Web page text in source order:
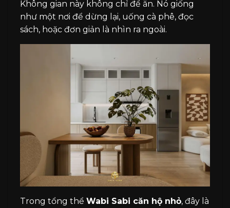
Không gian này không chỉ để ăn. Nó giống
như một nơi để dừng lại, uống cà phê, đọc
sách, hoặc đơn giản là nhìn ra ngoài.
Trong tổng thể Wabi Sabi căn hộ nhỏ, đây là